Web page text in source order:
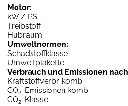
Motor:
kW / PS
Treibstoff
Hubraum
Umweltnormen:
Schadstoffklasse
Umweltplakette
Verbrauch und Emissionen nach
Kraftstoffverbr. komb.
CO2-Emissionen komb.
CO2-Klasse